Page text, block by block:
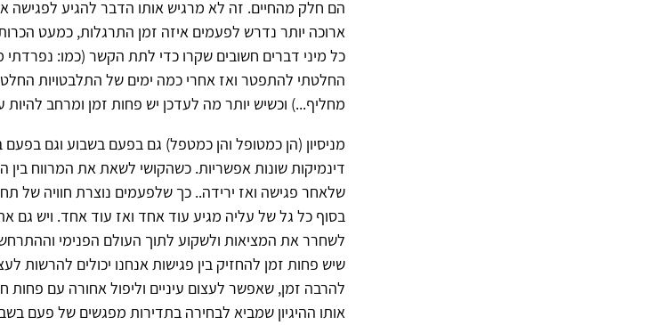
הם חלק מהחיים. זה לא מרגיש אותו הדבר להגיע לפגישה
ארוכה יותר נדרש לפעמים איזה זמן התרגלות, כמעט
כל מיני דברים חשובים שקרו כדי לתת הקשר (כמו: נפרדתי
החלטתי להתפטר ואז אחרי כמה ימים של התלבטויות
מחליף...) וכשיש יותר מה לעדכן יש פחות זמן ומרחב
מניסיון (הן כמטופל והן כמטפל) גם בפעם בשבוע וגם בפעם
דינמיקות שונות אפשריות. כשהקושי לשאת את המרווח בין
שלאחר פגישה ואז ירידה.. כך שלפעמים נוצרת חוויה של
בסוף כל גל של עליה מגיע עוד אחד ואז עוד אחד. ויש גם
לשחרר את המציאות ולשקוע לתוך העולם הפנימי
שיש פחות זמן להחזיק בין פגישות אנחנו יכולים להרשות
להרבה זמן, שאפשר לעצום עיניים וליפול אחורה עם פחות
אותו ההיגיון שמביא לבחירה בתדירות מפגשים של פעם